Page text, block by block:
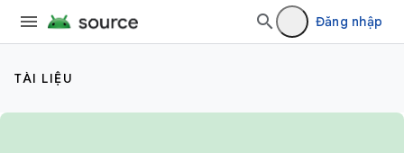
Đăng nhập
TÀI LIỆU